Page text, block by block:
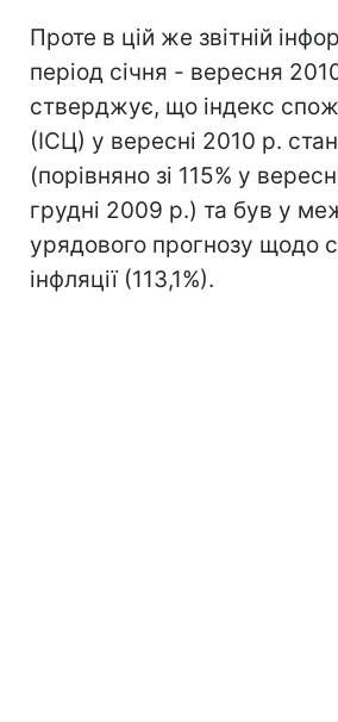
Проте в цій же звітній
період січня - вересня
стверджує, що індекс
(ІСЦ) у вересні 2010 р.
(порівняно зі 115% у
грудні 2009 р.) та був у
урядового прогнозу щодо
інфляції (113,1%).